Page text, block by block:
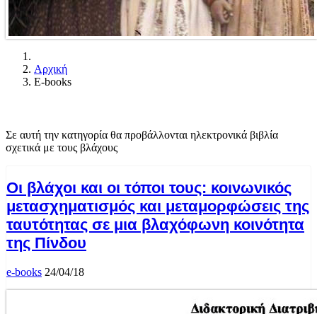
Αρχική
E-books
Σε αυτή την κατηγορία θα προβάλλονται ηλεκτρονικά βιβλία
σχετικά με τους βλάχους
Οι βλάχοι και οι τόποι τους: κοινωνικός
μετασχηματισμός και μεταμορφώσεις της
ταυτότητας σε μια βλαχόφωνη κοινότητα
της Πίνδου
e-books 24/04/18